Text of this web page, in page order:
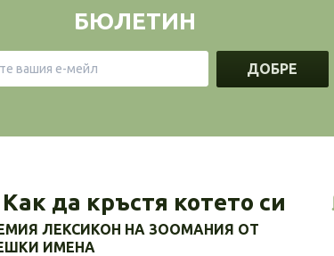
БЮЛЕТИН
ДОБРЕ
да кръстя котето си
ЛЕКСИКОН НА ЗООМАНИЯ ОТ
ИМЕНА